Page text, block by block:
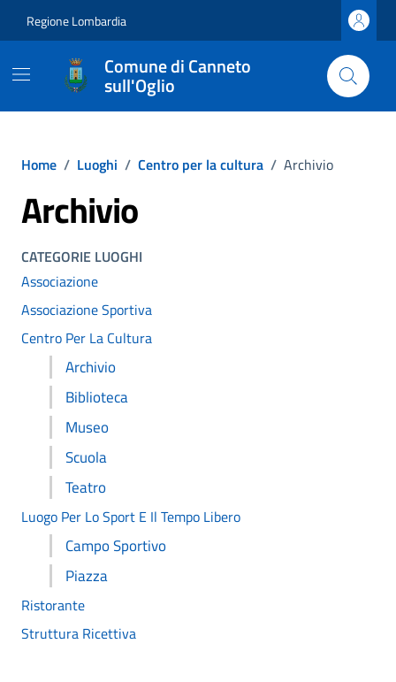
Regione Lombardia
Comune di Canneto
sull'Oglio
Home / Luoghi / Centro per la cultura / Archivio
Archivio
CATEGORIE LUOGHI
Associazione
Associazione Sportiva
Centro Per La Cultura
Archivio
Biblioteca
Museo
Scuola
Teatro
Luogo Per Lo Sport E Il Tempo Libero
Campo Sportivo
Piazza
Ristorante
Struttura Ricettiva